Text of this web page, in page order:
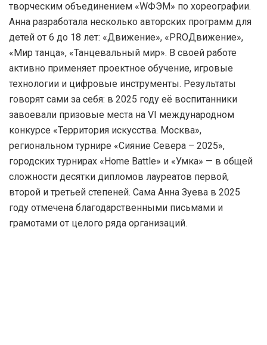
творческим объединением «WФЭМ» по хореографии.
Анна разработала несколько авторских программ для
детей от 6 до 18 лет: «Движение», «PROДвижение»,
«Мир танца», «Танцевальный мир». В своей работе
активно применяет проектное обучение, игровые
технологии и цифровые инструменты. Результаты
говорят сами за себя: в 2025 году её воспитанники
завоевали призовые места на VI международном
конкурсе «Территория искусства. Москва»,
региональном турнире «Сияние Севера – 2025»,
городских турнирах «Home Battle» и «Умка» — в общей
сложности десятки дипломов лауреатов первой,
второй и третьей степеней. Сама Анна Зуева в 2025
году отмечена благодарственными письмами и
грамотами от целого ряда организаций.